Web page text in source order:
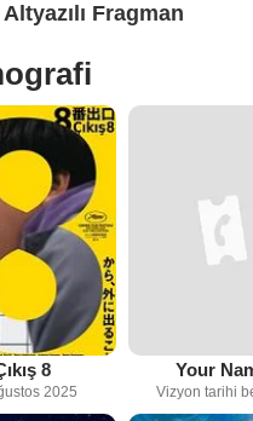
Altyazılı Fragman
8
2025
Your
Vizyon tarihi